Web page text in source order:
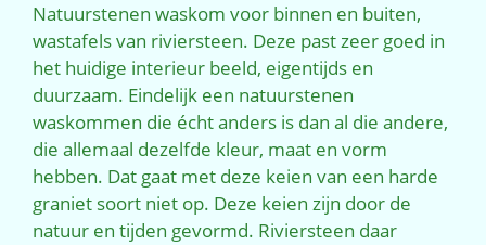
Natuurstenen waskom voor binnen en buiten,
wastafels van riviersteen. Deze past zeer goed in
het huidige interieur beeld, eigentijds en
duurzaam. Eindelijk een natuurstenen
waskommen die écht anders is dan al die andere,
die allemaal dezelfde kleur, maat en vorm
hebben. Dat gaat met deze keien van een harde
graniet soort niet op. Deze keien zijn door de
natuur en tijden gevormd. Riviersteen daar